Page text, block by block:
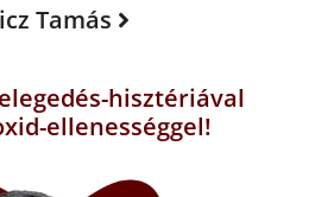
Tamás
hisztériával
ellenességgel!